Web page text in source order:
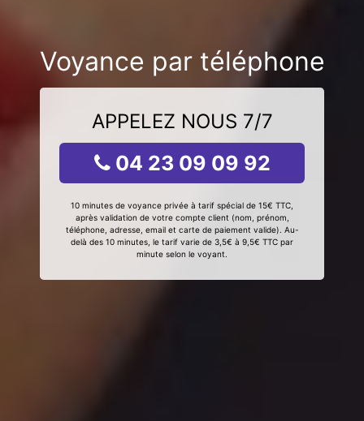
Voyance par téléphone
APPELEZ NOUS 7/7
04 23 09 09 92
10 minutes de voyance privée à tarif spécial de 15€ TTC,
après validation de votre compte client (nom, prénom,
téléphone, adresse, email et carte de paiement valide). Au-
delà des 10 minutes, le tarif varie de 3,5€ à 9,5€ TTC par
minute selon le voyant.